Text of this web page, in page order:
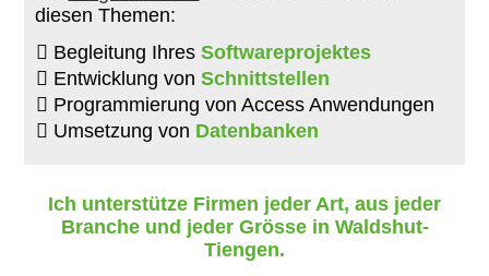
diesen Themen:
Begleitung Ihres Softwareprojektes
Entwicklung von Schnittstellen
Programmierung von Access Anwendungen
Umsetzung von Datenbanken
Ich unterstütze Firmen jeder Art, aus jeder
Branche und jeder Grösse in Waldshut-
Tiengen.